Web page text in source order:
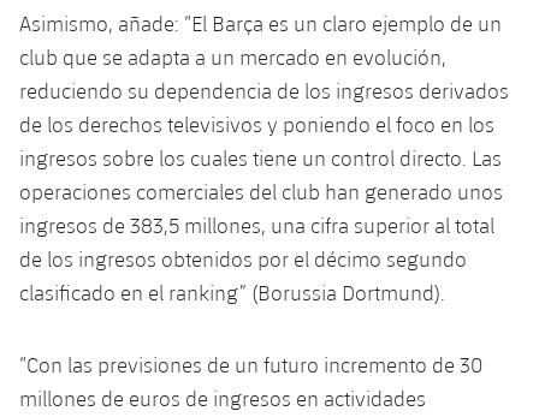
Resultados
Clasificaciones
Calendario
Resultados
Clasificaciones
Hockey Hierba Masculino
Hockey Hierba Femenino
plusicon
Actualidad
Plantilla
Agenda
Escuela de Patinaje
Rugby
Actualidad
Jugadores
Resultados
Voleibol
Noticias
Voleibol femenino
Apúntate a las amateurs
plusicon
más
Carnet de las Secciones Amateurs
PLUSICON
League of Legends
Asimismo, añade: “El Barça es un claro ejemplo de un
club que se adapta a un mercado en evolución,
reduciendo su dependencia de los ingresos derivados
de los derechos televisivos y poniendo el foco en los
ingresos sobre los cuales tiene un control directo. Las
operaciones comerciales del club han generado unos
ingresos de 383,5 millones, una cifra superior al total
de los ingresos obtenidos por el décimo segundo
clasificado en el ranking” (Borussia Dortmund).
“Con las previsiones de un futuro incremento de 30
millones de euros de ingresos en actividades